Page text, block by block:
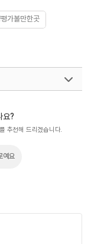
가볼만한곳
요?
추천해 드리겠습니다.
예요